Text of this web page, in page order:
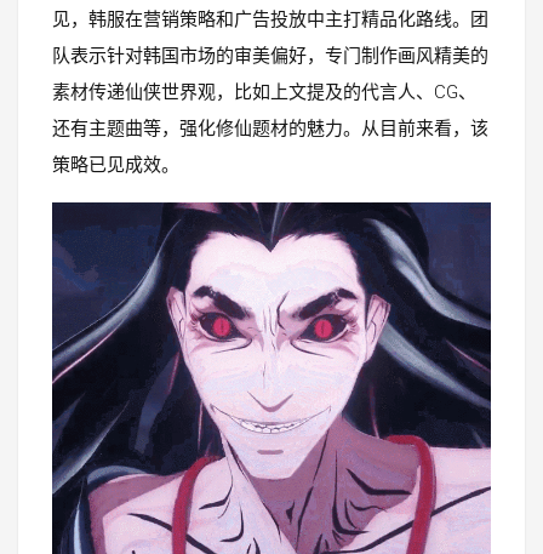
见，韩服在营销策略和广告投放中主打精品化路线。团
队表示针对韩国市场的审美偏好，专门制作画风精美的
素材传递仙侠世界观，比如上文提及的代言人、CG、
还有主题曲等，强化修仙题材的魅力。从目前来看，该
策略已见成效。